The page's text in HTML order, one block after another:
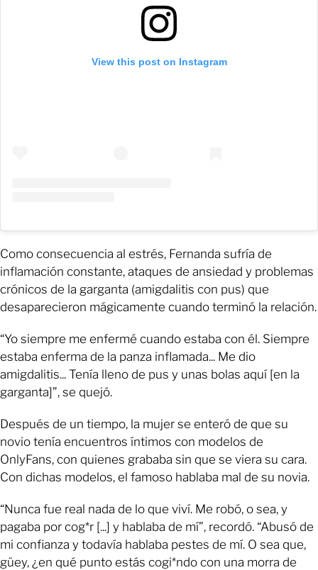
View this post on Instagram
Como consecuencia al estrés, Fernanda sufría de
inflamación constante, ataques de ansiedad y problemas
crónicos de la garganta (amigdalitis con pus) que
desaparecieron mágicamente cuando terminó la relación.
“Yo siempre me enfermé cuando estaba con él. Siempre
estaba enferma de la panza inflamada... Me dio
amigdalitis... Tenía lleno de pus y unas bolas aquí [en la
garganta]”, se quejó.
Después de un tiempo, la mujer se enteró de que su
novio tenía encuentros íntimos con modelos de
OnlyFans, con quienes grababa sin que se viera su cara.
Con dichas modelos, el famoso hablaba mal de su novia.
“Nunca fue real nada de lo que viví. Me robó, o sea, y
pagaba por cog*r [...] y hablaba de mí”, recordó. “Abusó de
mi confianza y todavía hablaba pestes de mí. O sea que,
güey, ¿en qué punto estás cogi*ndo con una morra de